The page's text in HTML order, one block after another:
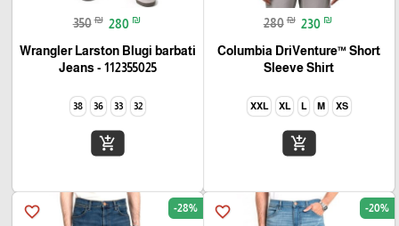
280 ₪ 230 ₪
Columbia DriVenture™ Short
Sleeve Shirt
XS
M
L
XL
XXL
add_shopping_cart
350 ₪ 280 ₪
Wrangler Larston Blugi barbati
Jeans - 112355025
32
33
36
38
add_shopping_cart
favorite_border -20%
favorite_border -28%